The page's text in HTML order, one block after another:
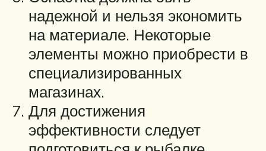
надежной и нельзя экономить
на материале. Некоторые
элементы можно приобрести в
специализированных
магазинах.
Для достижения
эффективности следует